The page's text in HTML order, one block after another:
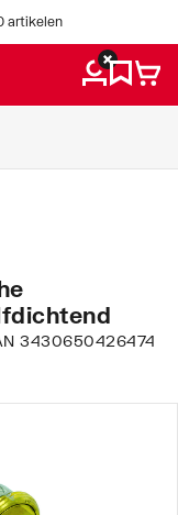
artikelen
3430650426474